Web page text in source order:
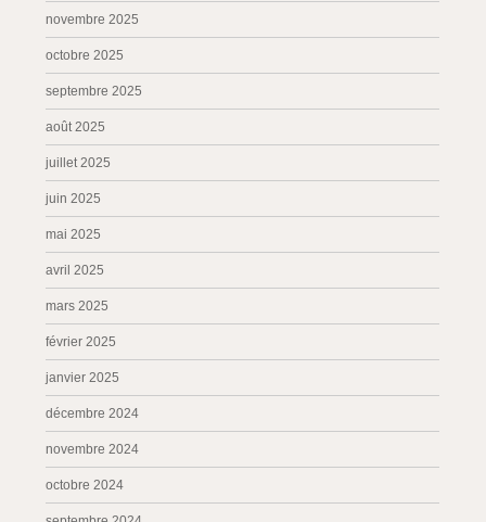
novembre 2025
octobre 2025
septembre 2025
août 2025
juillet 2025
juin 2025
mai 2025
avril 2025
mars 2025
février 2025
janvier 2025
décembre 2024
novembre 2024
octobre 2024